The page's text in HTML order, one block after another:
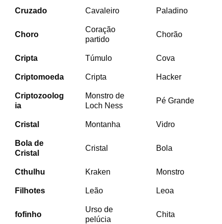
Cruzado Cavaleiro Paladino
Choro
Coração
partido
Chorão
Cripta Túmulo Cova
Criptomoeda Cripta Hacker
Criptozoolog
ia
Monstro de
Loch Ness
Pé Grande
Cristal Montanha Vidro
Bola de
Cristal
Cristal Bola
Cthulhu Kraken Monstro
Filhotes Leão Leoa
fofinho
Urso de
pelúcia
Chita